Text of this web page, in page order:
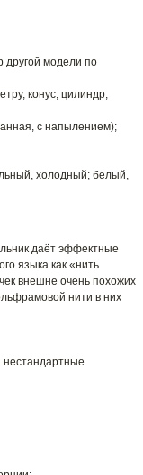
другой модели по
конус, цилиндр,
с напылением);
холодный; белый,
даёт эффектные
языка как «нить
внешне очень похожих
нити в них
нестандартные